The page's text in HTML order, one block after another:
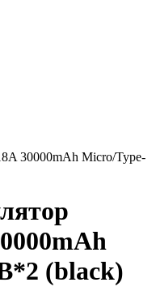
30000mAh Micro/Type-
(black)